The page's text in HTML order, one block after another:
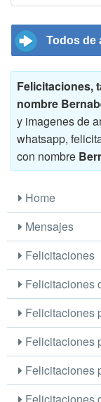
Todos de
Felicitaciones,
nombre
y imagenes de
whatsapp,
con nombre
Home
Mensajes
Felicitaciones
Felicitaciones
Felicitaciones
Felicitaciones
Felicitaciones